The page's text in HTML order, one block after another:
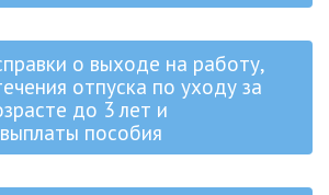
о выходе на работу,
отпуска по уходу за
до 3 лет и
пособия